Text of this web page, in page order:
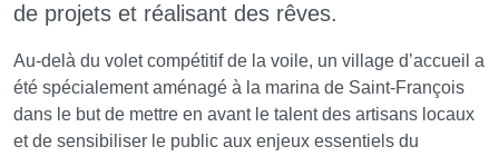
de projets et réalisant des rêves.
Au-delà du volet compétitif de la voile, un village d’accueil a
été spécialement aménagé à la marina de Saint-François
dans le but de mettre en avant le talent des artisans locaux
et de sensibiliser le public aux enjeux essentiels du